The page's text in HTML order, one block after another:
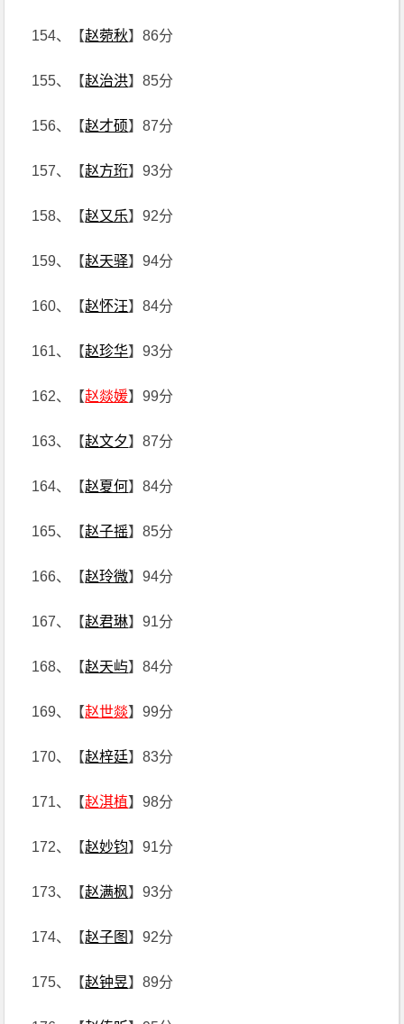
154、【赵菀秋】86分
155、【赵治洪】85分
156、【赵才硕】87分
157、【赵方珩】93分
158、【赵又乐】92分
159、【赵天驿】94分
160、【赵怀汪】84分
161、【赵珍华】93分
162、【赵燚媛】99分
163、【赵文夕】87分
164、【赵夏何】84分
165、【赵子摇】85分
166、【赵玲微】94分
167、【赵君琳】91分
168、【赵天屿】84分
169、【赵世燚】99分
170、【赵梓廷】83分
171、【赵淇植】98分
172、【赵妙钧】91分
173、【赵满枫】93分
174、【赵子图 】92分
175、【赵钟昱】89分